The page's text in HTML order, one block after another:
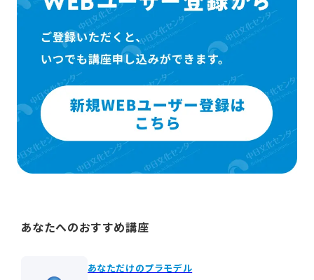
あなたへのおすすめ講座
あなただけのプラモデル